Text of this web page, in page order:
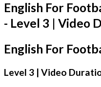
English For
- Level 3 | Video
English For
Level 3 | Video